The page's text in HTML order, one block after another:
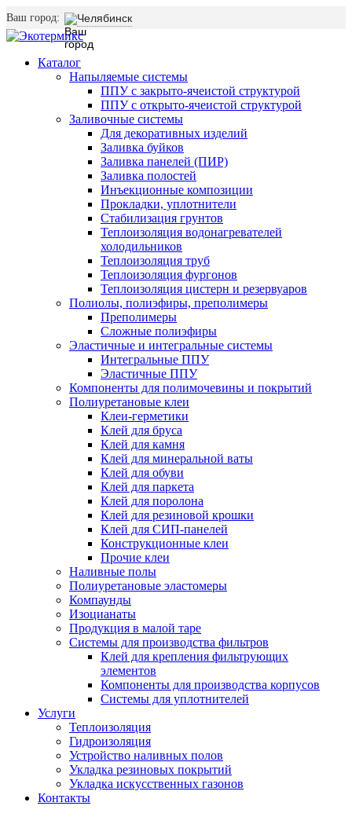
Ваш город: Челябинск
Каталог
Напыляемые системы
ППУ с закрыто-ячеистой структурой
ППУ с открыто-ячеистой структурой
Заливочные системы
Для декоративных изделий
Заливка буйков
Заливка панелей (ПИР)
Заливка полостей
Инъекционные композиции
Прокладки, уплотнители
Стабилизация грунтов
Теплоизоляция водонагревателей
холодильников
Теплоизоляция труб
Теплоизоляция фургонов
Теплоизоляция цистерн и резервуаров
Полиолы, полиэфиры, преполимеры
Преполимеры
Сложные полиэфиры
Эластичные и интегральные системы
Интегральные ППУ
Эластичные ППУ
Компоненты для полимочевины и покрытий
Полиуретановые клеи
Клеи-герметики
Клей для бруса
Клей для камня
Клей для минеральной ваты
Клей для обуви
Клей для паркета
Клей для поролона
Клей для резиновой крошки
Клей для СИП-панелей
Конструкционные клеи
Прочие клеи
Наливные полы
Полиуретановые эластомеры
Компаунды
Изоцианаты
Продукция в малой таре
Системы для производства фильтров
Клей для крепления фильтрующих
элементов
Компоненты для производства корпусов
Системы для уплотнителей
Услуги
Теплоизоляция
Гидроизоляция
Устройство наливных полов
Укладка резиновых покрытий
Укладка искусственных газонов
Контакты